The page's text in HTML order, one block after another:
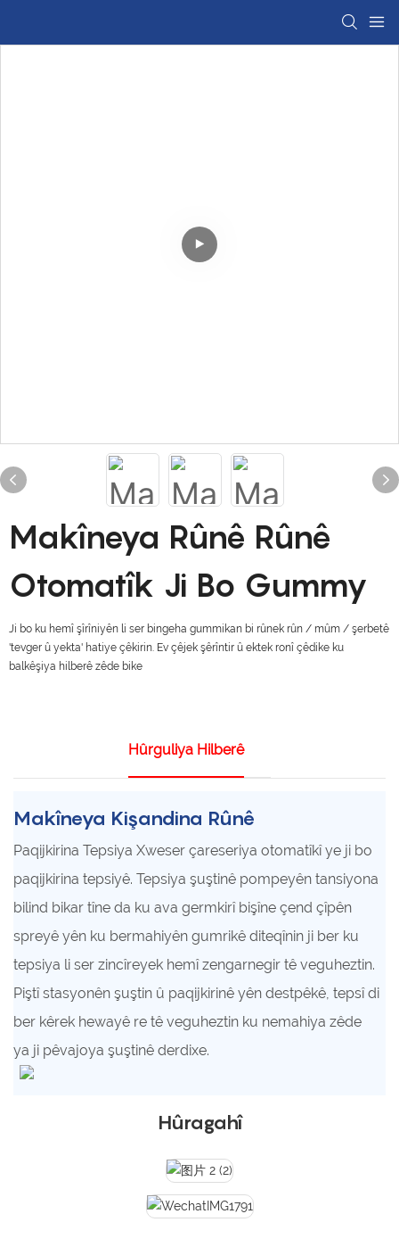
Makîneya Rûnê Rûnê
Otomatîk Ji Bo Gummy
Ji bo ku hemî şîrîniyên li ser bingeha gummikan bi rûnek rûn / mûm / şerbetê
'tevger û yekta' hatiye çêkirin. Ev çêjek şêrîntir û ektek ronî çêdike ku
balkêşiya hilberê zêde bike
Hûrguliya Hilberê
Makîneya Kişandina Rûnê
Paqijkirina Tepsiya Xweser çareseriya otomatîkî ye ji bo
paqijkirina tepsiyê. Tepsiya şuştinê pompeyên tansiyona
bilind bikar tîne da ku ava germkirî bişîne çend çîpên
spreyê yên ku bermahiyên gumrikê diteqînin ji ber ku
tepsiya li ser zincîreyek hemî zengarnegir tê veguheztin.
Piştî stasyonên şuştin û paqijkirinê yên destpêkê, tepsî di
ber kêrek hewayê re tê veguheztin ku nemahiya zêde
ya ji pêvajoya şuştinê derdixe.
Hûragahî